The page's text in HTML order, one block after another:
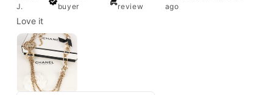
J.
buyer
review
ago
Love it